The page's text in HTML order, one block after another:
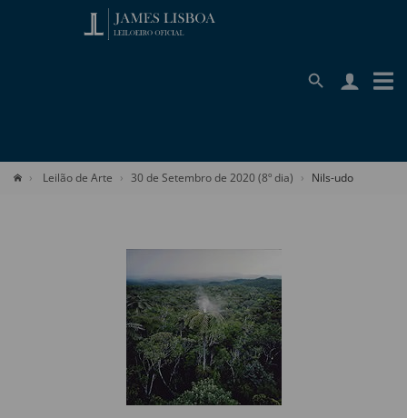
Leilão de Arte 30 de Setembro de 2020 (8º dia) Nils-udo